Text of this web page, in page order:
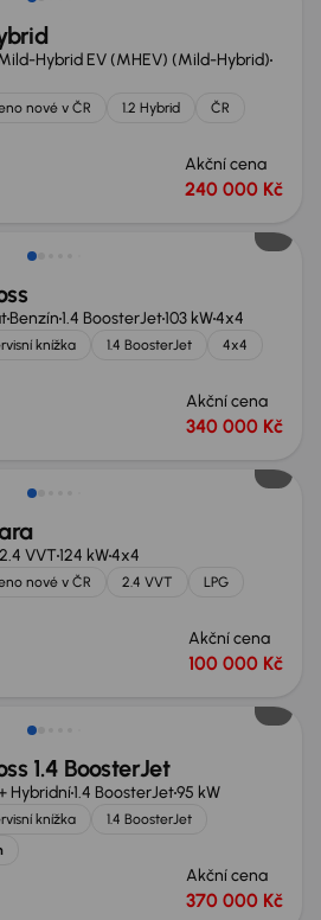
Hybrid EV (MHEV) (Mild-Hybrid)
nové v ČR 1.2 Hybrid
ČR
Akční cena
240 000 Kč
Benzín1.4 BoosterJet103 kW4x4
knížka 1.4 BoosterJet
4x4
Akční cena
340 000 Kč
2.4 VVT124 kW4x4
nové v ČR 2.4 VVT
LPG
Akční cena
100 000 Kč
1.4 BoosterJet
Hybridní1.4 BoosterJet95 kW
knížka
1.4 BoosterJet
Akční cena
370 000 Kč